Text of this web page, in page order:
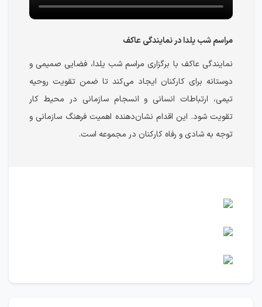
مراسم شب یلدا در نمایندگی عاکف
نمایندگی عاکف با برگزاری مراسم شب یلدا، فضایی صمیمی و
دوستانه برای کارکنان ایجاد می‌کند تا ضمن تقویت روحیه
تیمی، ارتباطات انسانی و انسجام سازمانی در محیط کار
تقویت شود. این اقدام نشان‌دهنده اهمیت فرهنگ سازمانی و
توجه به شادی و رفاه کارکنان در مجموعه است.